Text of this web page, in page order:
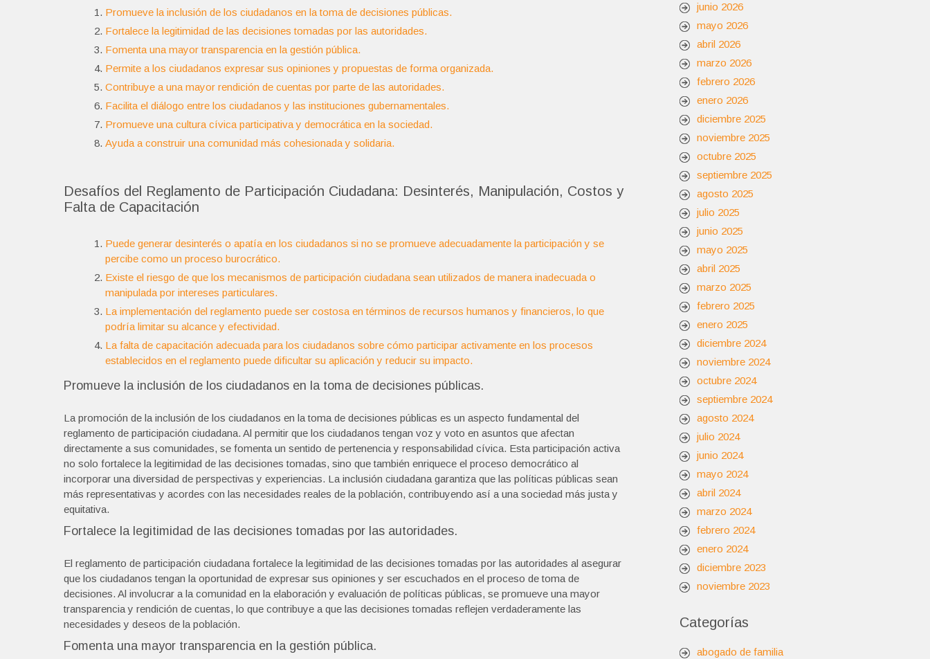
Promueve la inclusión de los ciudadanos en la toma de decisiones públicas.
Fortalece la legitimidad de las decisiones tomadas por las autoridades.
Fomenta una mayor transparencia en la gestión pública.
Permite a los ciudadanos expresar sus opiniones y propuestas de forma organizada.
Contribuye a una mayor rendición de cuentas por parte de las autoridades.
Facilita el diálogo entre los ciudadanos y las instituciones gubernamentales.
Promueve una cultura cívica participativa y democrática en la sociedad.
Ayuda a construir una comunidad más cohesionada y solidaria.
Desafíos del Reglamento de Participación Ciudadana: Desinterés, Manipulación, Costos y
Falta de Capacitación
Puede generar desinterés o apatía en los ciudadanos si no se promueve adecuadamente la participación y se
percibe como un proceso burocrático.
Existe el riesgo de que los mecanismos de participación ciudadana sean utilizados de manera inadecuada o
manipulada por intereses particulares.
La implementación del reglamento puede ser costosa en términos de recursos humanos y financieros, lo que
podría limitar su alcance y efectividad.
La falta de capacitación adecuada para los ciudadanos sobre cómo participar activamente en los procesos
establecidos en el reglamento puede dificultar su aplicación y reducir su impacto.
Promueve la inclusión de los ciudadanos en la toma de decisiones públicas.
La promoción de la inclusión de los ciudadanos en la toma de decisiones públicas es un aspecto fundamental del
reglamento de participación ciudadana. Al permitir que los ciudadanos tengan voz y voto en asuntos que afectan
directamente a sus comunidades, se fomenta un sentido de pertenencia y responsabilidad cívica. Esta participación activa
no solo fortalece la legitimidad de las decisiones tomadas, sino que también enriquece el proceso democrático al
incorporar una diversidad de perspectivas y experiencias. La inclusión ciudadana garantiza que las políticas públicas sean
más representativas y acordes con las necesidades reales de la población, contribuyendo así a una sociedad más justa y
equitativa.
Fortalece la legitimidad de las decisiones tomadas por las autoridades.
El reglamento de participación ciudadana fortalece la legitimidad de las decisiones tomadas por las autoridades al asegurar
que los ciudadanos tengan la oportunidad de expresar sus opiniones y ser escuchados en el proceso de toma de
decisiones. Al involucrar a la comunidad en la elaboración y evaluación de políticas públicas, se promueve una mayor
transparencia y rendición de cuentas, lo que contribuye a que las decisiones tomadas reflejen verdaderamente las
necesidades y deseos de la población.
Fomenta una mayor transparencia en la gestión pública.
junio 2026
mayo 2026
abril 2026
marzo 2026
febrero 2026
enero 2026
diciembre 2025
noviembre 2025
octubre 2025
septiembre 2025
agosto 2025
julio 2025
junio 2025
mayo 2025
abril 2025
marzo 2025
febrero 2025
enero 2025
diciembre 2024
noviembre 2024
octubre 2024
septiembre 2024
agosto 2024
julio 2024
junio 2024
mayo 2024
abril 2024
marzo 2024
febrero 2024
enero 2024
diciembre 2023
noviembre 2023
Categorías
abogado de familia